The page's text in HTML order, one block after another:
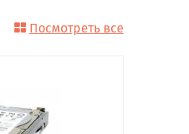
Посмотреть все